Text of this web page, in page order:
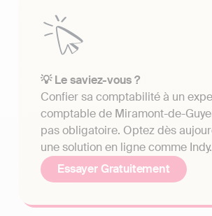
💡 Le saviez-vous ?
Confier sa comptabilité à un
comptable de Miramont-de-
pas obligatoire. Optez dès
une solution en ligne comme Indy.
Essayer Gratuitement